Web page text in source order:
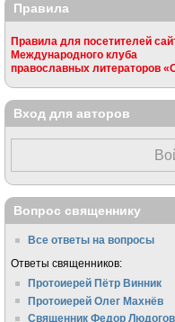
Правила
Правила для посетителей
Международного клуба
православных литераторов
Вход для авторов
Вопрос священнику
Все ответы на вопросы
Ответы священников:
Протоиерей Пётр Винник
Протоиерей Олег Махнёв
Священник Федор